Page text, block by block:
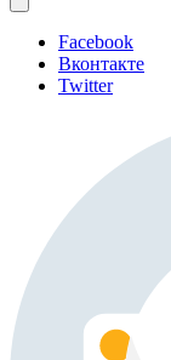
Facebook
Вконтакте
Twitter